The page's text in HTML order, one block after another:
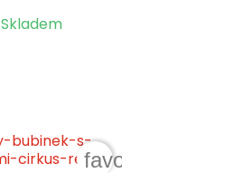
Skladem
favorite_border